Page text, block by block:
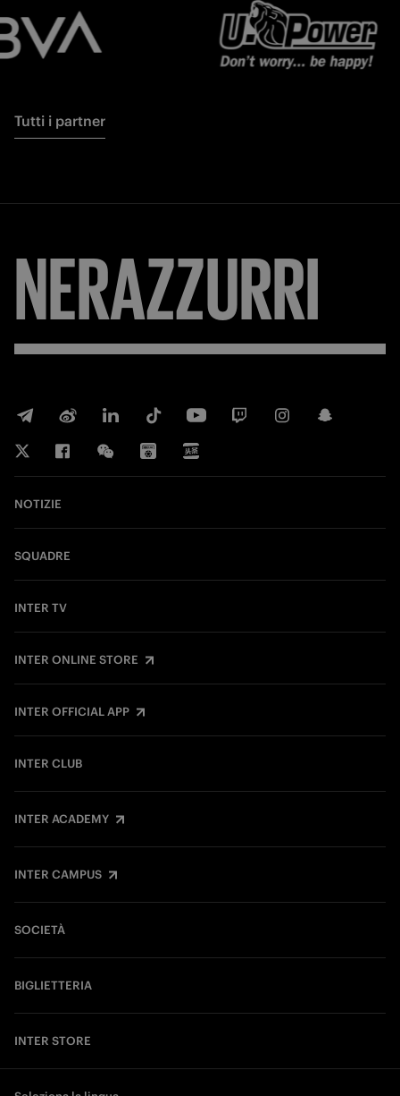
Tutti i partner
NERAZZURRI
NOTIZIE
SQUADRE
INTER TV
INTER ONLINE STORE
INTER OFFICIAL APP
INTER CLUB
INTER ACADEMY
INTER CAMPUS
SOCIETÀ
BIGLIETTERIA
INTER STORE